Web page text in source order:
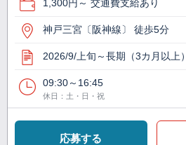
1,300円～ 交通費支給あり
神戸三宮〔阪神線〕 徒歩5分
2026/9/上旬～長期（3カ月以上）
09:30～16:45
休日：土・日・祝
応募する